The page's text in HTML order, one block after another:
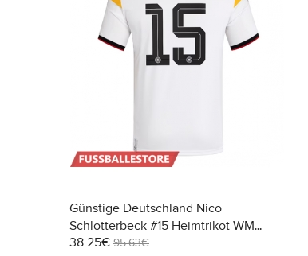
Günstige Deutschland Nico
Schlotterbeck #15 Heimtrikot WM
2026 Kurzarm
38.25€ 95.63€